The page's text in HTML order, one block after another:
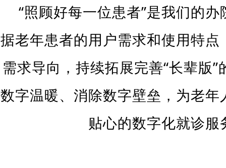
“照顾好每一位患者”是我们的
据老年患者的用户需求和使用特
需求导向，持续拓展完善“长辈版
数字温暖、消除数字壁垒，为老
贴心的数字化就诊服